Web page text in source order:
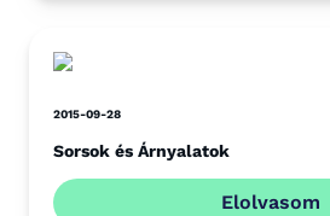
2015-09-28
Sorsok és Árnyalatok
Elolvasom